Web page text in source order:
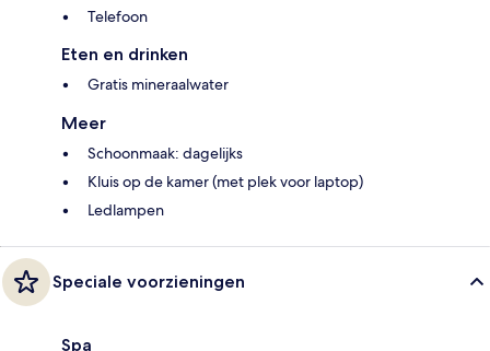
Telefoon
Eten en drinken
Gratis mineraalwater
Meer
Schoonmaak: dagelijks
Kluis op de kamer (met plek voor laptop)
Ledlampen
Speciale voorzieningen
Spa